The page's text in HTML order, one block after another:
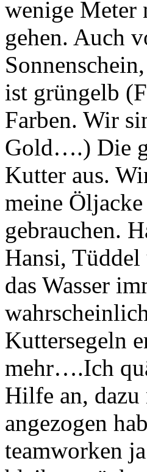
wenige Meter
gehen. Auch
ist grüngelb
Farben. Wir
Gold….) Die
Kutter aus.
meine
gebrauchen.
Hansi,
das Wasser
Kuttersegeln
mehr….Ich
Hilfe an,
angezogen
teamworken